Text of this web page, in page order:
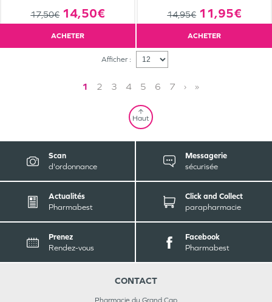
17,50€ 14,50€
ACHETER
14,95€ 11,95€
ACHETER
Afficher :
1 2 3 4 5 6 7 › »
Haut
Scan
d'ordonnance
Messagerie
sécurisée
Actualités
Pharmabest
Click and Collect
parapharmacie
Prenez
Rendez-vous
Facebook
Pharmabest
CONTACT
Pharmacie du Grand Cap